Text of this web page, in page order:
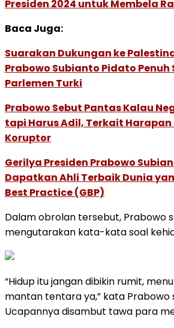
Presiden 2024 untuk Membela
Baca Juga:
Suarakan Dukungan ke
Prabowo Subianto Pidato
Parlemen Turki
Prabowo Sebut Pantas Kalau
tapi Harus Adil, Terkait
Koruptor
Gerilya Presiden Prabowo
Dapatkan Ahli Terbaik Dunia
Best Practice (GBP)
Dalam obrolan tersebut, Prabowo
mengutarakan kata-kata soal
“Hidup itu jangan dibikin rumit,
mantan tentara ya,” kata Prabowo
Ucapannya disambut tawa para